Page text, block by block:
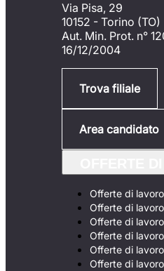
Via Pisa, 29
10152 - Torino (TO)
Aut. Min. Prot. n°
16/12/2004
Trova filiale
Area candidato
Offerte di
Offerte di
Offerte di
Offerte di
Offerte di
Offerte di